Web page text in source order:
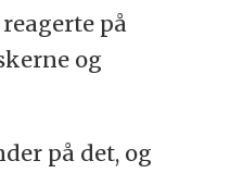
på
og
på det, og